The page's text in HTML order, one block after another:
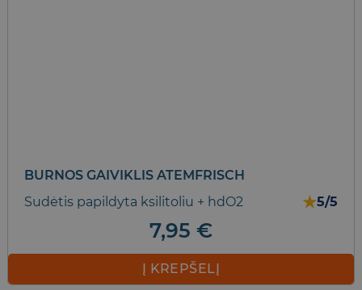
BURNOS GAIVIKLIS ATEMFRISCH
Sudėtis papildyta ksilitoliu + hdO2
★5/5
7,95 €
Į KREPŠELĮ